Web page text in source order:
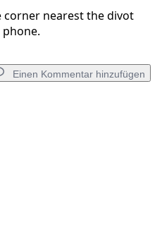
corner nearest the divot
Einen Kommentar hinzufügen